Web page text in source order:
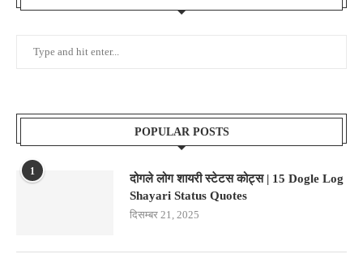
POPULAR POSTS
1
दोगले लोग शायरी स्टेटस कोट्स | 15 Dogle Log
Shayari Status Quotes
दिसम्बर 21, 2025